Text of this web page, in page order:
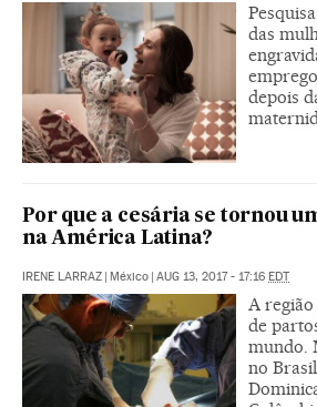
das
depois
Por que a cesária se tornou
na América Latina?
IRENE LARRAZ | México | AUG 13, 2017 - 17:16 EDT
A
de
mundo.
no